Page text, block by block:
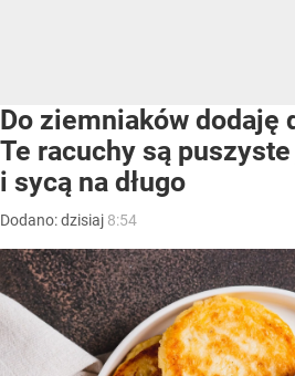
Do ziemniaków dodaję
Te racuchy są
i sycą na długo
Dodano:dzisiaj 8:54